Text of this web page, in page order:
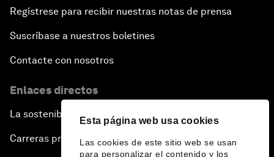
Esta página web usa cookies
Las cookies de este sitio web se usan
para personalizar el contenido y los
Regístrese para recibir nuestras notas de prensa
Suscríbase a nuestros boletines
Contacte con nosotros
Enlaces directos
La sostenibilidad en el Foro
Carreras profesionales